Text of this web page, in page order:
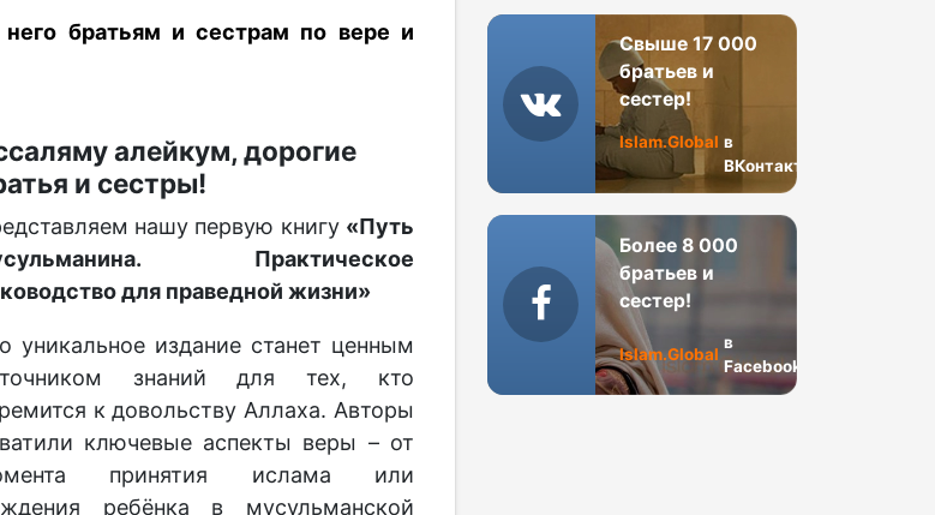
братьям и сестрам по вере и
алейкум, дорогие
и сестры!
нашу первую книгу «Путь
Практическое
для праведной жизни»
уникальное издание станет ценным
знаний для тех, кто
к довольству Аллаха. Авторы
ключевые аспекты веры – от
принятия ислама или
ребёнка в мусульманской
Свыше 17 000
братьев и
сестер!
Islam.Global в
ВКонтакте
Более 8 000
братьев и
сестер!
Islam.Global
в
Facebook